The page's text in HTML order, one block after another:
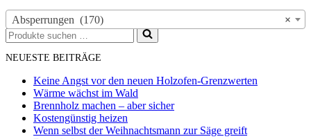
×
Absperrungen (170)
Suchen
nach …
NEUESTE BEITRÄGE
Keine Angst vor den neuen Holzofen-Grenzwerten
Wärme wächst im Wald
Brennholz machen – aber sicher
Kostengünstig heizen
Wenn selbst der Weihnachtsmann zur Säge greift